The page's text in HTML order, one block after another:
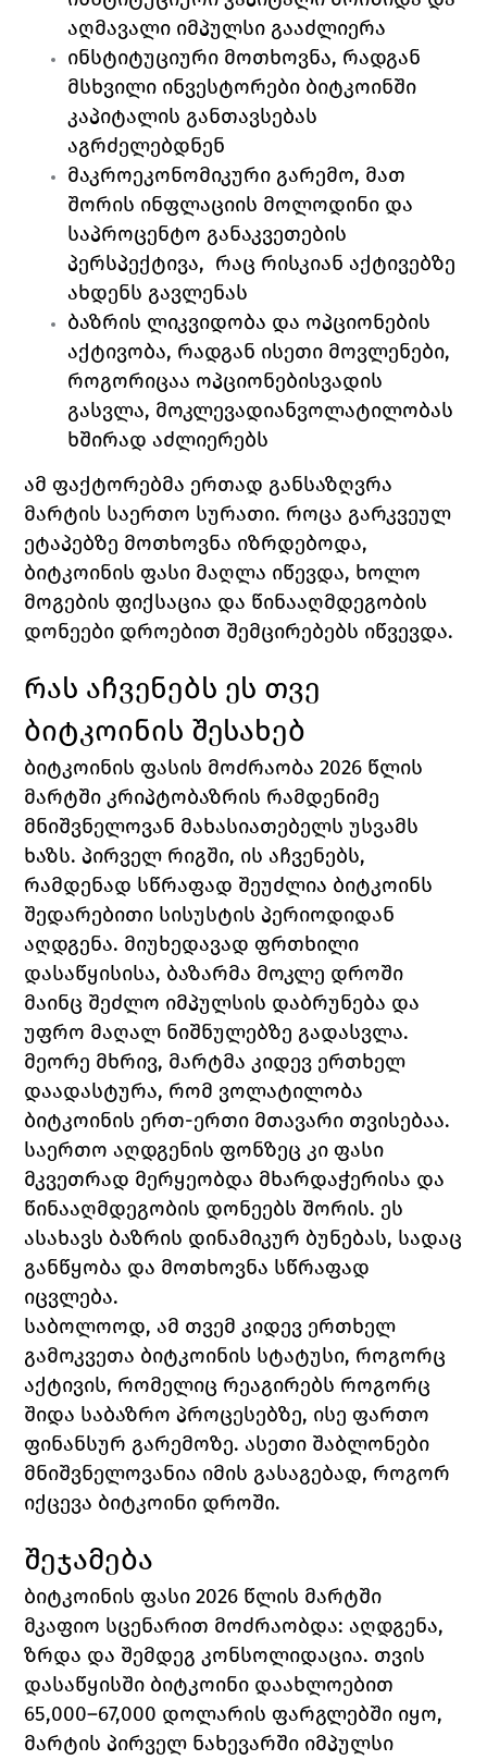
აღმავალი იმპულსი გააძლიერა
ინსტიტუციური მოთხოვნა, რადგან
მსხვილი ინვესტორები ბიტკოინში
კაპიტალის განთავსებას
აგრძელებდნენ
მაკროეკონომიკური გარემო, მათ
შორის ინფლაციის მოლოდინი და
საპროცენტო განაკვეთების
პერსპექტივა,  რაც რისკიან აქტივებზე
ახდენს გავლენას
ბაზრის ლიკვიდობა და ოპციონების
აქტივობა, რადგან ისეთი მოვლენები,
როგორიცაა ოპციონებისვადის
გასვლა, მოკლევადიანვოლატილობას
ხშირად აძლიერებს
ამ ფაქტორებმა ერთად განსაზღვრა
მარტის საერთო სურათი. როცა გარკვეულ
ეტაპებზე მოთხოვნა იზრდებოდა,
ბიტკოინის ფასი მაღლა იწევდა, ხოლო
მოგების ფიქსაცია და წინააღმდეგობის
დონეები დროებით შემცირებებს იწვევდა.
რას აჩვენებს ეს თვე
ბიტკოინის შესახებ
ბიტკოინის ფასის მოძრაობა 2026 წლის
მარტში კრიპტობაზრის რამდენიმე
მნიშვნელოვან მახასიათებელს უსვამს
ხაზს. პირველ რიგში, ის აჩვენებს,
რამდენად სწრაფად შეუძლია ბიტკოინს
შედარებითი სისუსტის პერიოდიდან
აღდგენა. მიუხედავად ფრთხილი
დასაწყისისა, ბაზარმა მოკლე დროში
მაინც შეძლო იმპულსის დაბრუნება და
უფრო მაღალ ნიშნულებზე გადასვლა.
მეორე მხრივ, მარტმა კიდევ ერთხელ
დაადასტურა, რომ ვოლატილობა
ბიტკოინის ერთ-ერთი მთავარი თვისებაა.
საერთო აღდგენის ფონზეც კი ფასი
მკვეთრად მერყეობდა მხარდაჭერისა და
წინააღმდეგობის დონეებს შორის. ეს
ასახავს ბაზრის დინამიკურ ბუნებას, სადაც
განწყობა და მოთხოვნა სწრაფად
იცვლება.
საბოლოოდ, ამ თვემ კიდევ ერთხელ
გამოკვეთა ბიტკოინის სტატუსი, როგორც
აქტივის, რომელიც რეაგირებს როგორც
შიდა საბაზრო პროცესებზე, ისე ფართო
ფინანსურ გარემოზე. ასეთი შაბლონები
მნიშვნელოვანია იმის გასაგებად, როგორ
იქცევა ბიტკოინი დროში.
შეჯამება
ბიტკოინის ფასი 2026 წლის მარტში
მკაფიო სცენარით მოძრაობდა: აღდგენა,
ზრდა და შემდეგ კონსოლიდაცია. თვის
დასაწყისში ბიტკოინი დაახლოებით
65,000–67,000 დოლარის ფარგლებში იყო,
მარტის პირველ ნახევარში იმპულსი